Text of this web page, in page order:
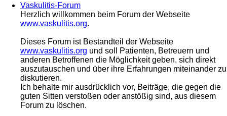
Vaskulitis-Forum
Herzlich willkommen beim Forum der Webseite
www.vaskulitis.org.
Dieses Forum ist Bestandteil der Webseite
www.vaskulitis.org und soll Patienten, Betreuern und
anderen Betroffenen die Möglichkeit geben, sich direkt
auszutauschen und über ihre Erfahrungen miteinander zu
diskutieren.
Ich behalte mir ausdrücklich vor, Beiträge, die gegen die
guten Sitten verstoßen oder anstößig sind, aus diesem
Forum zu löschen.